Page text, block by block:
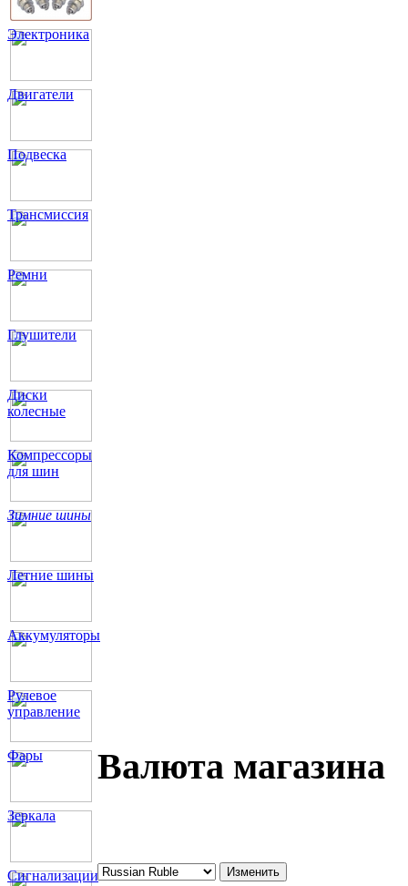
Электроника
Двигатели
Подвеска
Трансмиссия
Ремни
Глушители
Диски
колесные
Компрессоры
для шин
Зимние шины
Летние шины
Аккумуляторы
Рулевое
управление
Фары
Зеркала
Сигнализации
Валюта магазина